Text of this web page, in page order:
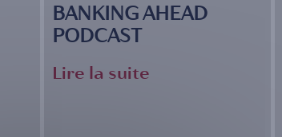
BANKING AHEAD
PODCAST
Lire la suite